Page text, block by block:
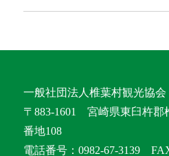
一般社団法人椎葉村観光協会
〒883-1601 宮崎県東臼杵郡
番地108
電話番号：0982-67-3139